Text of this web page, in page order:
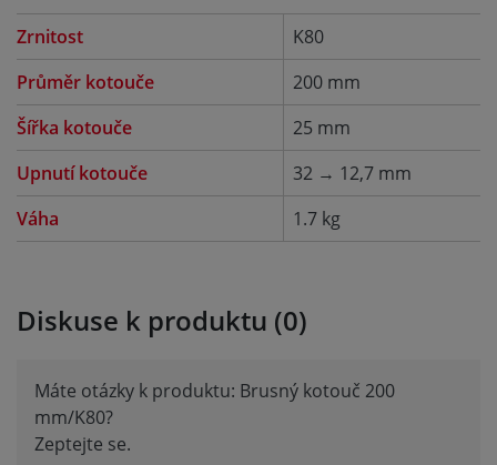
Zrnitost
K80
Průměr kotouče
200 mm
Šířka kotouče
25 mm
Upnutí kotouče
32 → 12,7 mm
Váha
1.7 kg
Diskuse k produktu (0)
Máte otázky k produktu: Brusný kotouč 200
mm/K80?
Zeptejte se.